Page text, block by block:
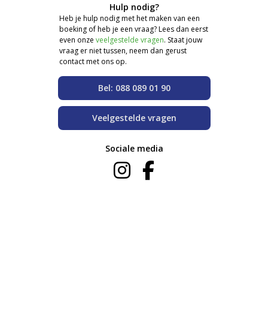
Hulp nodig?
Heb je hulp nodig met het maken van een
boeking of heb je een vraag? Lees dan eerst
even onze veelgestelde vragen. Staat jouw
vraag er niet tussen, neem dan gerust
contact met ons op.
Bel: 088 089 01 90
Veelgestelde vragen
Sociale media